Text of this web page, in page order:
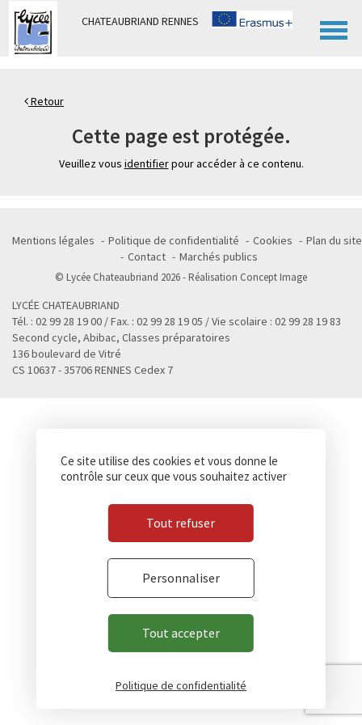
CHATEAUBRIAND RENNES
Retour
Cette page est protégée.
Veuillez vous identifierpour accéder à ce contenu.
Mentions légales Politique de confidentialité Cookies
Plan du site
Contact
Marchés publics
© Lycée Chateaubriand 2026 - Réalisation Concept Image
LYCÉE CHATEAUBRIAND
Tél. : 02 99 28 19 00 / Fax. : 02 99 28 19 05 / Vie scolaire : 02 99 28 19 83
Second cycle, Abibac, Classes préparatoires
136 boulevard de Vitré
CS 10637 - 35706 RENNES Cedex 7
Panneau de gestion des cookies
Ce site utilise des cookies et vous donne le
contrôle sur ceux que vous souhaitez activer
Tout accepter
Tout refuser
Personnaliser
Politique de confidentialité